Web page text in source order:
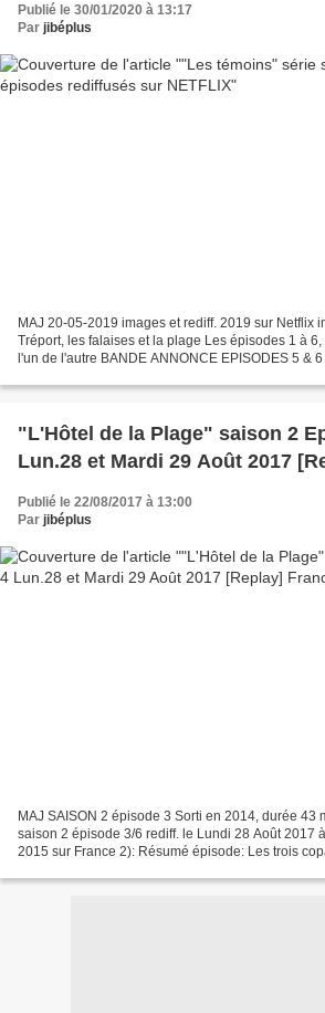
Publié le 30/01/2020 à 13:17
Par jibéplus
MAJ 20-05-2019 images et rediff. 2019 sur Netflix
Tréport, les falaises et la plage Les épisodes 1 à
l'un de l'autre BANDE ANNONCE EPISODES 5 &
"L'Hôtel de la Plage" saison 2
Lun.28 et Mardi 29 Août 2017
Publié le 22/08/2017 à 13:00
Par jibéplus
MAJ SAISON 2 épisode 3 Sorti en 2014, durée 43
saison 2 épisode 3/6 rediff. le Lundi 28 Août 2017
2015 sur France 2): Résumé épisode: Les trois